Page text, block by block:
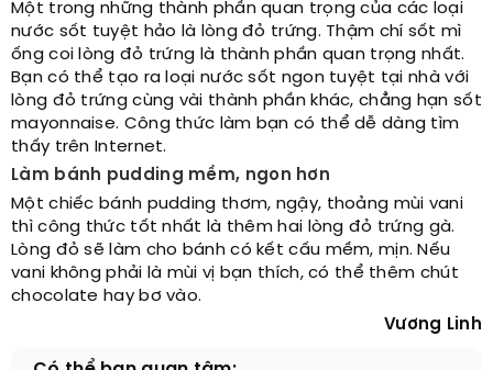
Một trong những thành phần quan trọng của các loại
nước sốt tuyệt hảo là lòng đỏ trứng. Thậm chí sốt mì
ống coi lòng đỏ trứng là thành phần quan trọng nhất.
Bạn có thể tạo ra loại nước sốt ngon tuyệt tại nhà với
lòng đỏ trứng cùng vài thành phần khác, chẳng hạn sốt
mayonnaise. Công thức làm bạn có thể dễ dàng tìm
thấy trên Internet.
Làm bánh pudding mềm, ngon hơn
Một chiếc bánh pudding thơm, ngậy, thoảng mùi vani
thì công thức tốt nhất là thêm hai lòng đỏ trứng gà.
Lòng đỏ sẽ làm cho bánh có kết cấu mềm, mịn. Nếu
vani không phải là mùi vị bạn thích, có thể thêm chút
chocolate hay bơ vào.
Vương Linh